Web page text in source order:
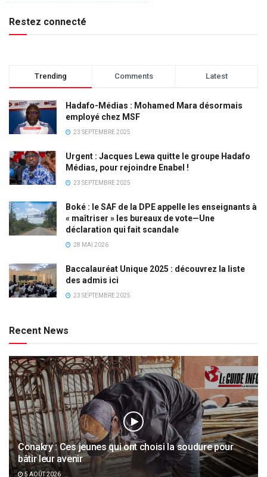
Restez connecté
Trending Comments Latest
Hadafo-Médias : Mohamed Mara désormais
employé chez MSF
23 SEPTEMBRE 2025
Urgent : Jacques Lewa quitte le groupe Hadafo
Médias, pour rejoindre Enabel !
23 SEPTEMBRE 2025
Boké : le SAF de la DPE appelle les enseignants à
« maîtriser » les bureaux de vote—Une
déclaration qui fait scandale
28 MAI 2026
Baccalauréat Unique 2025 : découvrez la liste
des admis ici
23 SEPTEMBRE 2025
Recent News
Conakry : Ces jeunes qui ont choisi la soudure pour
bâtir leur avenir
5 AOÛT 2026